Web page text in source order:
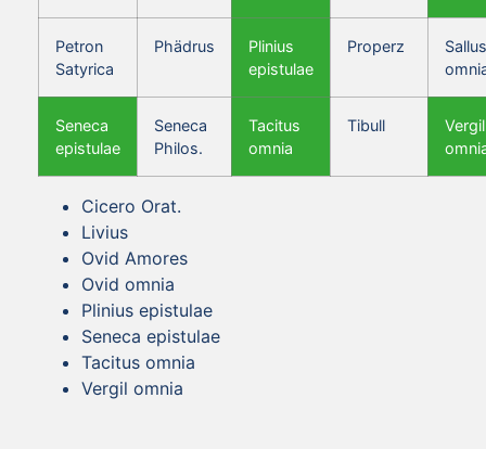
Petron
Satyrica
Phädrus
Plinius
epistulae
Properz
Seneca
epistulae
Seneca
Philos.
Tacitus
omnia
Tibull
Vergil
Cicero Orat.
Livius
Ovid Amores
Ovid omnia
Plinius epistulae
Seneca epistulae
Tacitus omnia
Vergil omnia